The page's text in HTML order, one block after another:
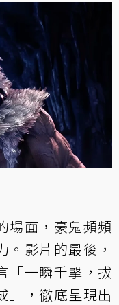
場面，豪鬼頻頻
。影片的最後，
「一瞬千擊，拔
」，徹底呈現出